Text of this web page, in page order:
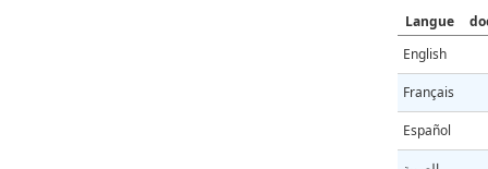
Langue
English
Français
Español